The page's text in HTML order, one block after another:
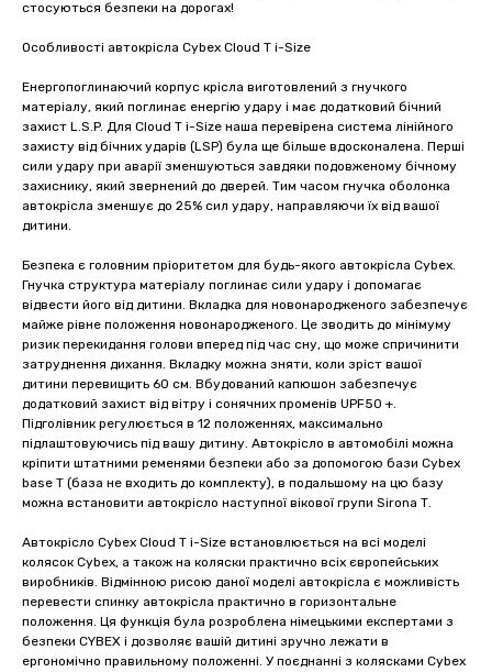
стосуються безпеки на дорогах!
Особливості автокрісла Cybex Cloud T i-Size
Енергопоглинаючий корпус крісла виготовлений з гнучкого
матеріалу, який поглинає енергію удару і має додатковий бічний
захист L.S.P. Для Cloud T i-Size наша перевірена система лінійного
захисту від бічних ударів (LSP) була ще більше вдосконалена. Перші
сили удару при аварії зменшуються завдяки подовженому бічному
захиснику, який звернений до дверей. Тим часом гнучка оболонка
автокрісла зменшує до 25% сил удару, направляючи їх від вашої
дитини.
Безпека є головним пріоритетом для будь-якого автокрісла Cybex.
Гнучка структура матеріалу поглинає сили удару і допомагає
відвести його від дитини. Вкладка для новонародженого забезпечує
майже рівне положення новонародженого. Це зводить до мінімуму
ризик перекидання голови вперед під час сну, що може спричинити
затруднення дихання. Вкладку можна зняти, коли зріст вашої
дитини перевищить 60 см. Вбудований капюшон забезпечує
додатковий захист від вітру і сонячних променів UPF50 +.
Підголівник регулюється в 12 положеннях, максимально
підлаштовуючись під вашу дитину. Автокрісло в автомобілі можна
кріпити штатними ременями безпеки або за допомогою бази Cybex
base Т (база не входить до комплекту), в подальшому на цю базу
можна встановити автокрісло наступної вікової групи Sirona Т.
Автокрісло Cybex Cloud T i-Size встановлюється на всі моделі
колясок Cybex, а також на коляски практично всіх європейських
виробників. Відмінною рисою даної моделі автокрісла є можливість
перевести спинку автокрісла практично в горизонтальне
положення. Ця функція була розроблена німецькими експертами з
безпеки CYBEX і дозволяє вашій дитині зручно лежати в
ергономічно правильному положенні. У поєднанні з колясками Cybex